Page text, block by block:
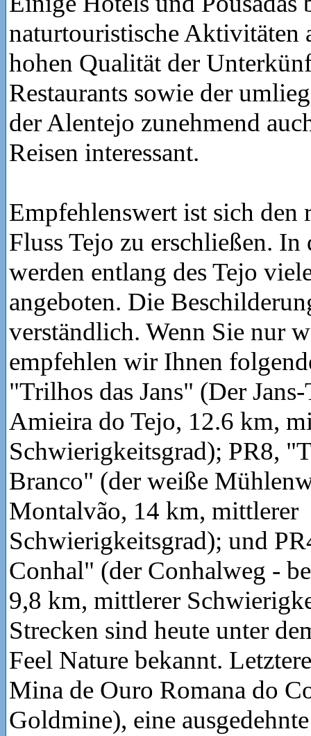
naturtouristische Aktivitäten
hohen Qualität der
Restaurants sowie der
der Alentejo zunehmend
Reisen interessant.
Empfehlenswert ist sich den
Fluss Tejo zu erschließen.
werden entlang des Tejo
angeboten. Die
verständlich. Wenn Sie nur
empfehlen wir Ihnen
"Trilhos das Jans" (Der
Amieira do Tejo, 12.6 km,
Schwierigkeitsgrad); PR8,
Branco" (der weiße
Montalvão, 14 km, mittlerer
Schwierigkeitsgrad); und
Conhal" (der Conhalweg -
9,8 km, mittlerer
Strecken sind heute unter
Feel Nature bekannt.
Mina de Ouro Romana do
Goldmine), eine